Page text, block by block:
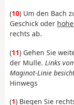
(10) Um den Bach
Geschick oder
rechts ab.
(11) Gehen Sie
der Mulle. Links
Maginot-Linie
Hinwegs
(1) Biegen Sie